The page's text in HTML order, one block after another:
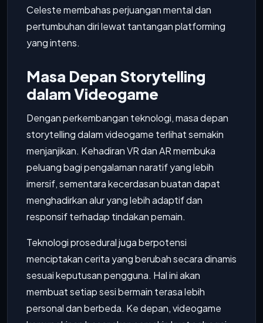
Celeste membahas perjuangan mental dan
pertumbuhan diri lewat tantangan platforming
yang intens.
Masa Depan Storytelling
dalam Videogame
Dengan perkembangan teknologi, masa depan
storytelling dalam videogame terlihat semakin
menjanjikan. Kehadiran VR dan AR membuka
peluang bagi pengalaman naratif yang lebih
imersif, sementara kecerdasan buatan dapat
menghadirkan alur yang lebih adaptif dan
responsif terhadap tindakan pemain.
Teknologi prosedural juga berpotensi
menciptakan cerita yang berubah secara dinamis
sesuai keputusan pengguna. Hal ini akan
membuat setiap sesi bermain terasa lebih
personal dan berbeda. Ke depan, videogame